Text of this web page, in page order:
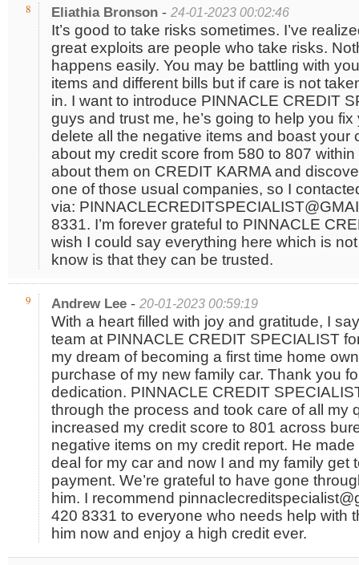
8 Eliathia Bronson- 24-01-2023 00:02:46
It’s good to take risks sometimes. I’ve
great exploits are people who take risks.
happens easily. You may be battling with
items and different bills but if care is not
in. I want to introduce PINNACLE CREDIT
guys and trust me, he’s going to help you fix
delete all the negative items and boast your
about my credit score from 580 to 807
about them on CREDIT KARMA and
one of those usual companies, so I
via:
8331. I’m forever grateful to PINNACLE
wish I could say everything here which is
know is that they can be trusted.
9 Andrew Lee- 20-01-2023 00:59:19
With a heart filled with joy and gratitude, I
team at PINNACLE CREDIT SPECIALIST
my dream of becoming a first time home
purchase of my new family car. Thank you
dedication. PINNACLE CREDIT
through the process and took care of all my
increased my credit score to 801 across
negative items on my credit report. He
deal for my car and now I and my family get
payment. We’re grateful to have gone
him. I recommend
420 8331 to everyone who needs help with
him now and enjoy a high credit ever.